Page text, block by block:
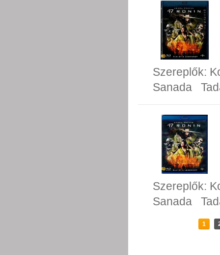
Szereplők:
Sanada
Szereplők:
Sanada
1